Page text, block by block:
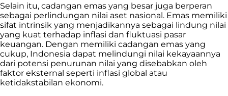
Selain itu, cadangan emas yang besar juga berperan
sebagai perlindungan nilai aset nasional. Emas memiliki
sifat intrinsik yang menjadikannya sebagai lindung nilai
yang kuat terhadap inflasi dan fluktuasi pasar
keuangan. Dengan memiliki cadangan emas yang
cukup, Indonesia dapat melindungi nilai kekayaannya
dari potensi penurunan nilai yang disebabkan oleh
faktor eksternal seperti inflasi global atau
ketidakstabilan ekonomi.